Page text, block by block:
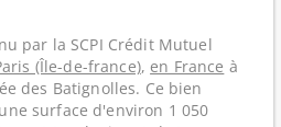
par la SCPI Crédit Mutuel
(Île-de-france), en France à
des Batignolles. Ce bien
surface d'environ 1 050